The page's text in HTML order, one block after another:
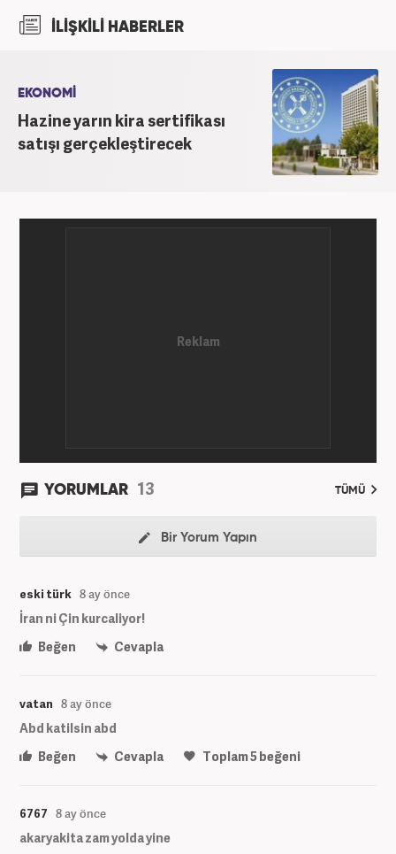
İstanbul Üniversitesi Radyo Televizyon Yayımcılığı
Gazetesi’nde internet haberciliğine başladı. 15
senelik kariyerinde çok sayıda gazete, haber portalı
ve televizyon bulunmaktadır. Meslek hayatına
Haber7.com’da “Gündem Editörü” olarak devam
etmektedir. Evli ve 2 çocuk annesidir.
İLİŞKİLİ HABERLER
EKONOMİ
Hazine yarın kira sertifikası
satışı gerçekleştirecek
YORUMLAR 13 TÜMÜ
Bir Yorum Yapın
eski türk 8 ay önce
İran ni Çin kurcaliyor!
Beğen
Cevapla
vatan 8 ay önce
Abd katilsin abd
Beğen
Cevapla Toplam5beğeni
6767 8 ay önce
akaryakita zam yolda yine